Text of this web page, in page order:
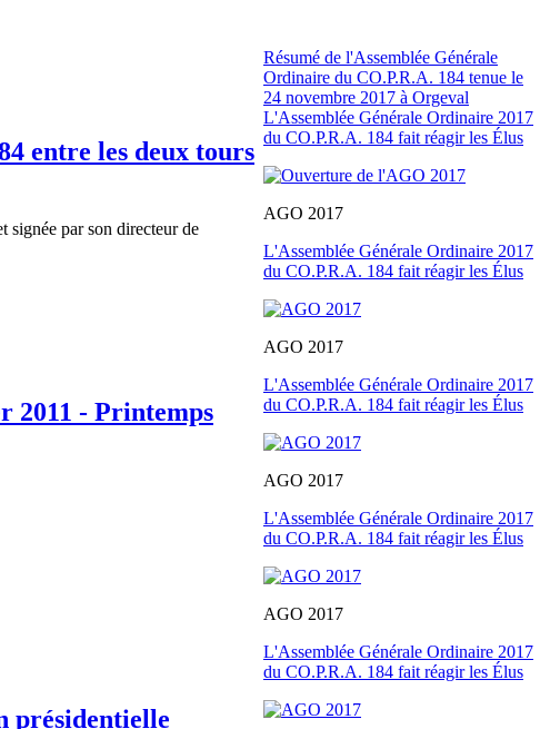
entre les deux tours
par son directeur de
2011 - Printemps
présidentielle
Résumé de l'Assemblée Générale
Ordinaire du CO.P.R.A. 184 tenue le
24 novembre 2017 à Orgeval
L'Assemblée Générale Ordinaire 2017
du CO.P.R.A. 184 fait réagir les Élus
AGO 2017
L'Assemblée Générale Ordinaire 2017
du CO.P.R.A. 184 fait réagir les Élus
AGO 2017
L'Assemblée Générale Ordinaire 2017
du CO.P.R.A. 184 fait réagir les Élus
AGO 2017
L'Assemblée Générale Ordinaire 2017
du CO.P.R.A. 184 fait réagir les Élus
AGO 2017
L'Assemblée Générale Ordinaire 2017
du CO.P.R.A. 184 fait réagir les Élus